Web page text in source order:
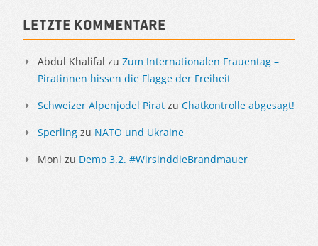
Sidebar
Letzte Kommentare
Abdul Khalifal zu Zum Internationalen Frauentag –
Piratinnen hissen die Flagge der Freiheit
Schweizer Alpenjodel Pirat zu Chatkontrolle abgesagt!
Sperling zu NATO und Ukraine
Moni zu Demo 3.2. #WirsinddieBrandmauer